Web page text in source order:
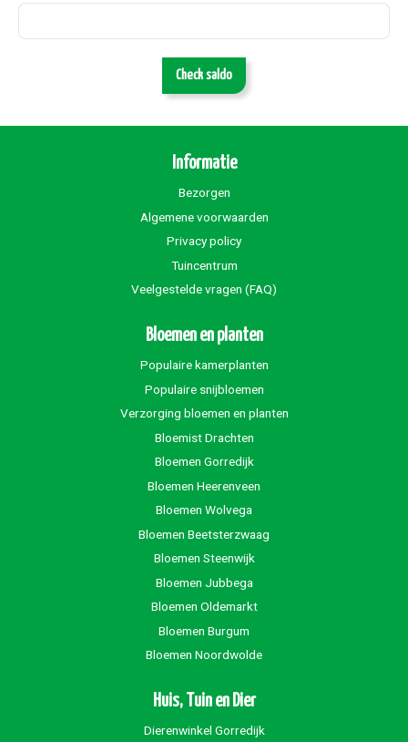
Check saldo
Informatie
Bezorgen
Algemene voorwaarden
Privacy policy
Tuincentrum
Veelgestelde vragen (FAQ)
Bloemen en planten
Populaire kamerplanten
Populaire snijbloemen
Verzorging bloemen en planten
Bloemist Drachten
Bloemen Gorredijk
Bloemen Heerenveen
Bloemen Wolvega
Bloemen Beetsterzwaag
Bloemen Steenwijk
Bloemen Jubbega
Bloemen Oldemarkt
Bloemen Burgum
Bloemen Noordwolde
Huis, Tuin en Dier
Dierenwinkel Gorredijk